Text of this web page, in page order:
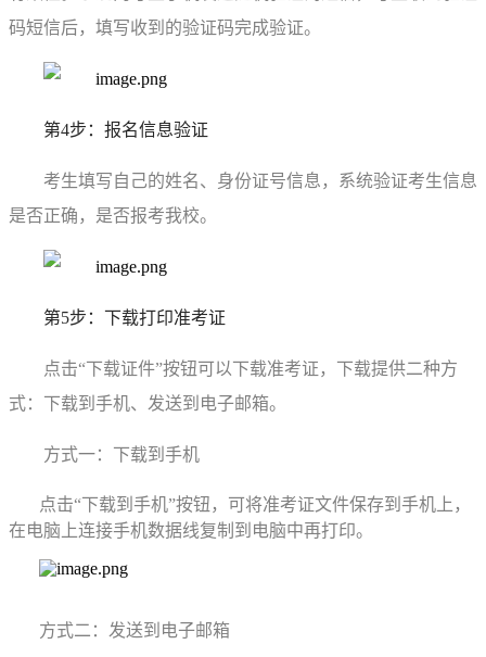
码短信后，填写收到 的验证码完成验证。
第4步：报名信息验证
考生填写自己的姓名、身份证号信息 ， 系统验证考生信息
是否正确，是否报考我校。
第5步：下载打印准考证
点击“下载证件”按钮可以下载准考证 ， 下载提供二种方
式：下载到手机、 发送到 电子邮箱。
方式一：下载到手机
点击“下载到手机”按钮 ， 可将准考证文件保存到手机上，
在电脑上连接手机数据线复制到电脑中再打印。
方式二 ： 发送到 电子邮箱